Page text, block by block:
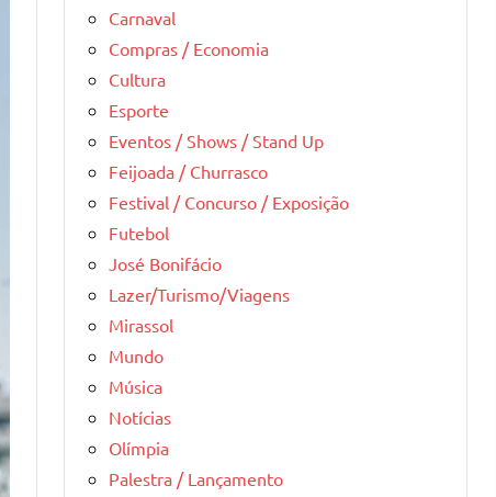
Carnaval
Compras / Economia
Cultura
Esporte
Eventos / Shows / Stand Up
Feijoada / Churrasco
Festival / Concurso / Exposição
Futebol
José Bonifácio
Lazer/Turismo/Viagens
Mirassol
Mundo
Música
Notícias
Olímpia
Palestra / Lançamento